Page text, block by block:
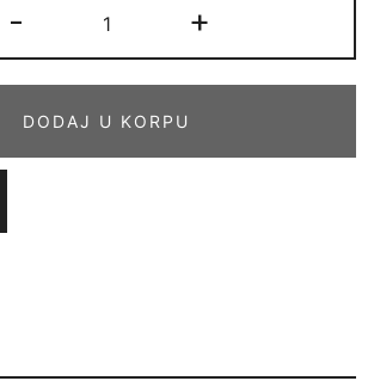
-
63709-
252
+
DODAJ U KORPU